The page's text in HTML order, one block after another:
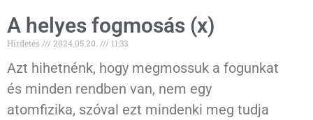
A helyes fogmosás (x)
Hirdetés 2024.05.20. 11:33
Azt hihetnénk, hogy megmossuk a fogunkat
és minden rendben van, nem egy
atomfizika, szóval ezt mindenki meg tudja